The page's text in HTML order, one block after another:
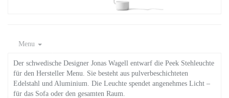
Menu
Der schwedische Designer Jonas Wagell entwarf die Peek Stehleuchte
für den Hersteller Menu. Sie besteht aus pulverbeschichteten
Edelstahl und Aluminium. Die Leuchte spendet angenehmes Licht –
für das Sofa oder den gesamten Raum.